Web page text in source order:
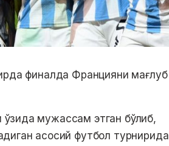
финалда Францияни мағлуб
мужассам этган бўлиб,
асосий футбол турнирида